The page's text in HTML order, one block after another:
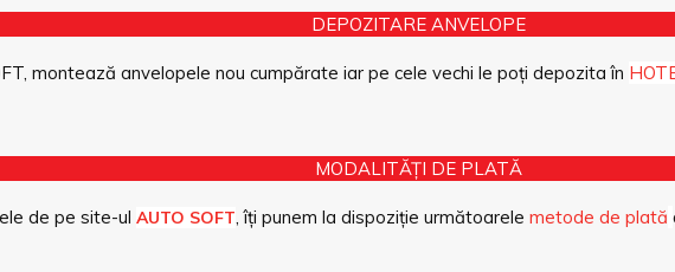
DEPOZITARE ANVELOPE
montează anvelopele nou cumpărate iar pe cele vechi le poți depozita în
MODALITĂȚI DE PLATĂ
de pe site-ul AUTO SOFT , îți punem la dispoziție următoarele metode de plată